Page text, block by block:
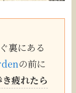
裏にある
の前に
き疲れたら